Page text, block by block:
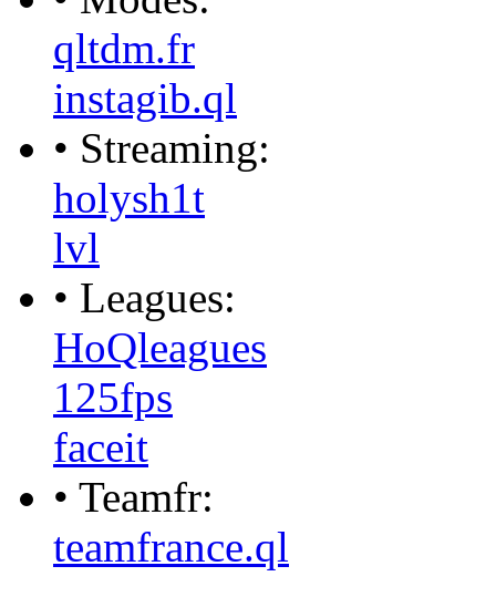
qltdm.fr
instagib.ql
• Streaming:
holysh1t
lvl
• Leagues:
HoQleagues
125fps
faceit
• Teamfr:
teamfrance.ql